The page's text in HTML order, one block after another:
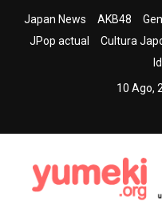
Japan News AKB48
JPop actual
Cultura
10 Ago,